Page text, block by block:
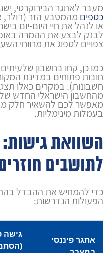
מעבר לאתגר הבירוקרטי,
כספים מהמטבע הזר (דולר,
או לנהל את חיי היום-יום
לבנק לבצע את ההמרה
צפויים לספוג את מרווחי
כמו כן, קחו בחשבון
חובות פתוחים במדינת
חשבונות). במקרים כאלו
מהחשבון הישראלי החדש
מאפשר לכם להשאיר חלק
בעמלות מינימליות.
השוואת גישות:
לתושבים
כדי להמחיש את ההבדל
הפעולות הנדרשות:
אתגר פיננסי
גישה